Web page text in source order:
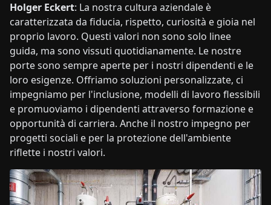
Holger Eckert: La nostra cultura aziendale è
caratterizzata da fiducia, rispetto, curiosità e gioia nel
proprio lavoro. Questi valori non sono solo linee
guida, ma sono vissuti quotidianamente. Le nostre
porte sono sempre aperte per i nostri dipendenti e le
loro esigenze. Offriamo soluzioni personalizzate, ci
impegniamo per l'inclusione, modelli di lavoro flessibili
e promuoviamo i dipendenti attraverso formazione e
opportunità di carriera. Anche il nostro impegno per
progetti sociali e per la protezione dell'ambiente
riflette i nostri valori.